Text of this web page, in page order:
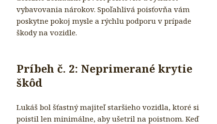
vybavovania nárokov. Spoľahlivá poisťovňa vám
poskytne pokoj mysle a rýchlu podporu v prípade
škody na vozidle.
Príbeh č. 2: Neprimerané krytie
škôd
Lukáš bol šťastný majiteľ staršieho vozidla, ktoré si
poistil len minimálne, aby ušetril na poistnom. Keď